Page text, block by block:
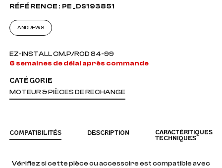
RÉFÉRENCE : PE_DS193851
ANDREWS
EZ-INSTALL CM.P/ROD 84-99
6 semaines de délai après commande
CATÉGORIE
MOTEUR & PIÈCES DE RECHANGE
COMPATIBILITÉS DESCRIPTION
CARACTÉRITIQUES
TECHNIQUES
Vérifiez si cette pièce ou accessoire est compatible avec